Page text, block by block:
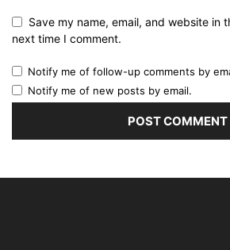
Save my name, email, and website in
next time I comment.
Notify me of follow-up comments by
Notify me of new posts by email.